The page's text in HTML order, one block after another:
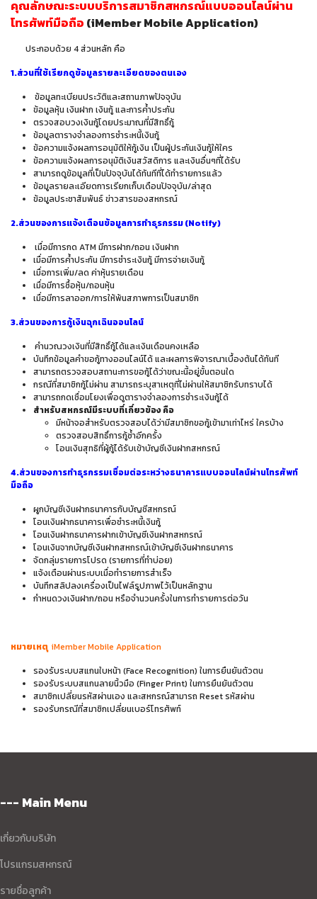
คุณลักษณะระบบบริการสมาชิกสหกรณ์แบบออนไลน์ผ่าน
โทรศัพท์มือถือ (iMember Mobile Application)
ประกอบด้วย 4 ส่วนหลัก คือ
1.ส่วนที่ใช้เรียกดูข้อมูลรายละเอียดของตนเอง
ข้อมูลทะเบียนประวัติและสถานภาพปัจจุบัน
ข้อมูลหุ้น เงินฝาก เงินกู้ และการค้ำประกัน
ตรวจสอบวงเงินกู้โดยประมาณที่มีสิทธิ์กู้
ข้อมูลตารางจำลองการชำระหนี้เงินกู้
ข้อความแจ้งผลการอนุมัติให้กู้เงิน เป็นผู้ประกันเงินกู้ให้ใคร
ข้อความแจ้งผลการอนุมัติเงินสวัสดิการ และเงินอื่นๆที่ได้รับ
สามารถดูข้อมูลที่เป็นปัจจุบันได้ทันทีที่ได้ทำรายการแล้ว
ข้อมูลรายละเอียดการเรียกเก็บเดือนปัจจุบัน/ล่าสุด
ข้อมูลประชาสัมพันธ์ ข่าวสารของสหกรณ์
2.ส่วนของการแจ้งเตือนข้อมูลการทำธุรกรรม (Notify)
เมื่อมีการกด ATM มีการฝาก/ถอน เงินฝาก
เมื่อมีการค้ำประกัน มีการชำระเงินกู้ มีการจ่ายเงินกู้
เมื่อการเพิ่ม/ลด ค่าหุ้นรายเดือน
เมื่อมีการซื้อหุ้น/ถอนหุ้น
เมื่อมีการลาออก/การให้พ้นสภาพการเป็นสมาชิก
3.ส่วนของการกู้เงินฉุกเฉินออนไลน์
คำนวณวงเงินที่มีสิทธิ์กู้ได้และเงินเดือนคงเหลือ
บันทึกข้อมูลคำขอกู้ทางออนไลน์ได้ และผลการพิจารณาเบื้องต้นได้ทันที
สามารถตรวจสอบสถานะการขอกู้ได้ว่าขณะนี้อยู่ขั้นตอนใด
กรณีที่สมาชิกกู้ไม่ผ่าน สามารถระบุสาเหตุที่ไม่ผ่านให้สมาชิกรับทราบได้
สามารถกดเชื่อมโยงเพื่อดูตารางจำลองการชำระเงินกู้ได้
สำหรับสหกรณ์มีระบบที่เกี่ยวข้อง คือ
มีหน้าจอสำหรับตรวจสอบได้ว่ามีสมาชิกขอกู้เข้ามาเท่าไหร่ ใครบ้าง
ตรวจสอบสิทธิ์การกู้ซ้ำอีกครั้ง
โอนเงินสุทธิที่ผู้กู้ได้รับเข้าบัญชีเงินฝากสหกรณ์
4.ส่วนของการทำธุรกรรมเชื่อมต่อระหว่างธนาคารแบบออนไลน์ผ่านโทรศัพท์
มือถือ
ผูกบัญชีเงินฝากธนาคารกับบัญชีสหกรณ์
โอนเงินฝากธนาคารเพื่อชำระหนี้เงินกู้
โอนเงินฝากธนาคารฝากเข้าบัญชีเงินฝากสหกรณ์
โอนเงินจากบัญชีเงินฝากสหกรณ์เข้าบัญชีเงินฝากธนาคาร
จัดกลุ่มรายการโปรด (รายการที่ทำบ่อย)
แจ้งเตือนผ่านระบบเมื่อทำรายการสำเร็จ
บันทึกสลิปลงเครื่องเป็นไฟล์รูปภาพไว้เป็นหลักฐาน
กำหนดวงเงินฝาก/ถอน หรือจำนวนครั้งในการทำรายการต่อวัน
หมายเหตุ iMember Mobile Application
รองรับระบบสแกนใบหน้า (Face Recognition) ในการยืนยันตัวตน
รองรับระบบสแกนลายนิ้วมือ (Finger Print) ในการยืนยันตัวตน
สมาชิกเปลี่ยนรหัสผ่านเอง และสหกรณ์สามารถ Reset รหัสผ่าน
รองรับกรณีที่สมาชิกเปลี่ยนเบอร์โทรศัพท์
--- Main Menu
เกี่ยวกับบริษัท
โปรแกรมสหกรณ์
รายชื่อลูกค้า